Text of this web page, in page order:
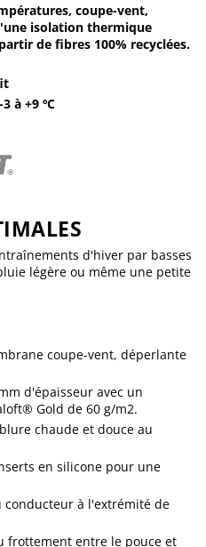
coupe-vent,
isolation thermique
de fibres 100% recyclées.
à +9 ºC
d'hiver par basses
légère ou même une petite
coupe-vent, déperlante
d'épaisseur avec un
Gold de 60 g/m2.
chaude et douce au
en silicone pour une
conducteur à l'extrémité de
frottement entre le pouce et